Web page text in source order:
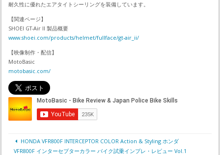
耐久性に優れたエアタイトシーリングを装備しています。
【関連ページ】
SHOEI GT-Air II 製品概要
www.shoei.com/products/helmet/fullface/gt-air_ii/
【映像制作・配信】
MotoBasic
motobasic.com/
HONDA VFR800F INTERCEPTOR COLOR Action & Styling ホンダ
VFR800F インターセプターカラー バイク試乗インプレ・レビュー Vol.1